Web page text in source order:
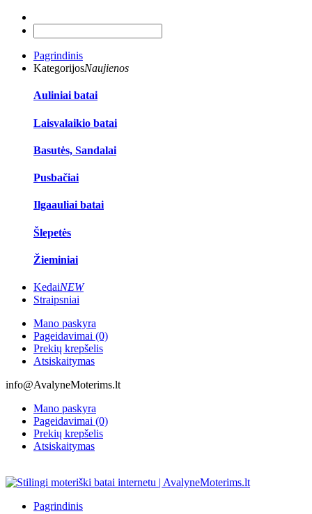
Pagrindinis
KategorijosNaujienos
Auliniai batai
Laisvalaikio batai
Basutės, Sandalai
Pusbačiai
Ilgaauliai batai
Šlepetės
Žieminiai
KedaiNEW
Straipsniai
Mano paskyra
Pageidavimai (0)
Prekių krepšelis
Atsiskaitymas
info@AvalyneMoterims.lt
Mano paskyra
Pageidavimai (0)
Prekių krepšelis
Atsiskaitymas
Pagrindinis